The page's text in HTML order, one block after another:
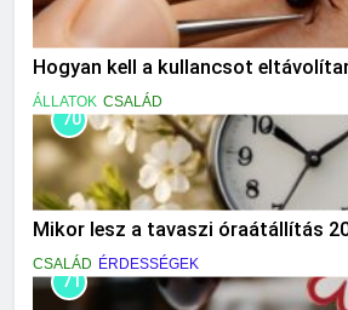
Hogyan kell a kullancsot
ÁLLATOK CSALÁD
70
Mikor lesz a tavaszi óraátállítás
CSALÁD ÉRDESSÉGEK
71